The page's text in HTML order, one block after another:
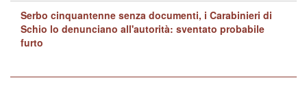
Serbo cinquantenne senza documenti, i Carabinieri di
Schio lo denunciano all'autorità: sventato probabile
furto